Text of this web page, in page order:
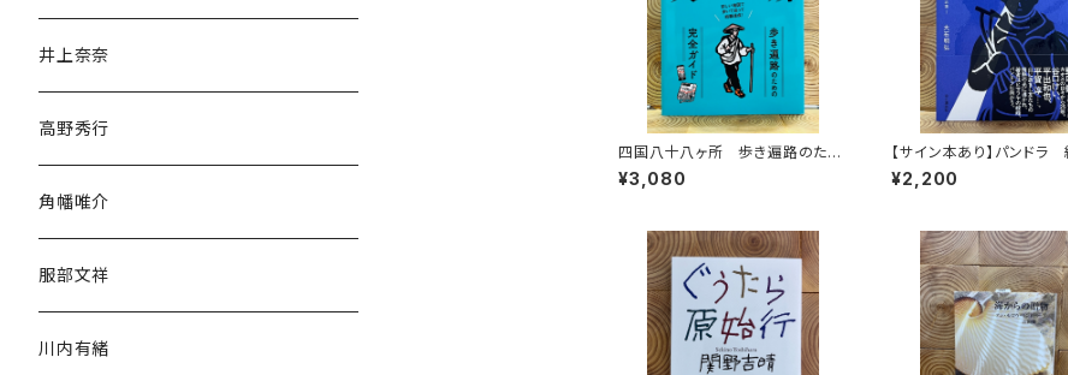
四国八十八ヶ所 歩き遍路のため
の完全ガイド
¥3,080
【サイン本あり】パンドラ
頂
¥2,200
文学・小説・物語
随筆・ノンフィクション・その他
井上奈奈
高野秀行
角幡唯介
服部文祥
川内有緒